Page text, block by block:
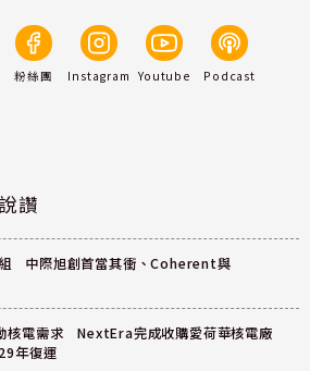
粉絲團 Instagram Youtube Podcast
讚
中際旭創首當其衝、Coherent與
核電需求 NextEra完成收購愛荷華核電廠
年復運